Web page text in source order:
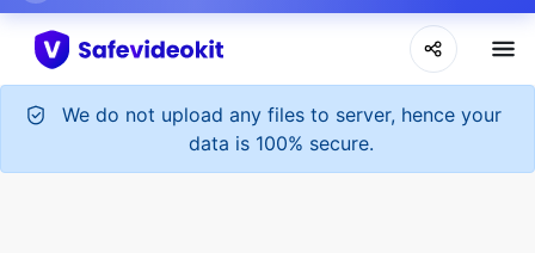
We do not upload any files to server, hence your
data is 100% secure.